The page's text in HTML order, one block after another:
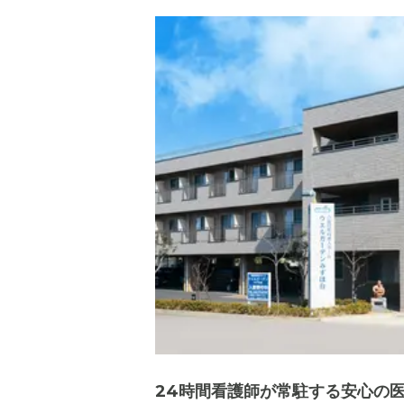
24時間看護師が常駐する安心の